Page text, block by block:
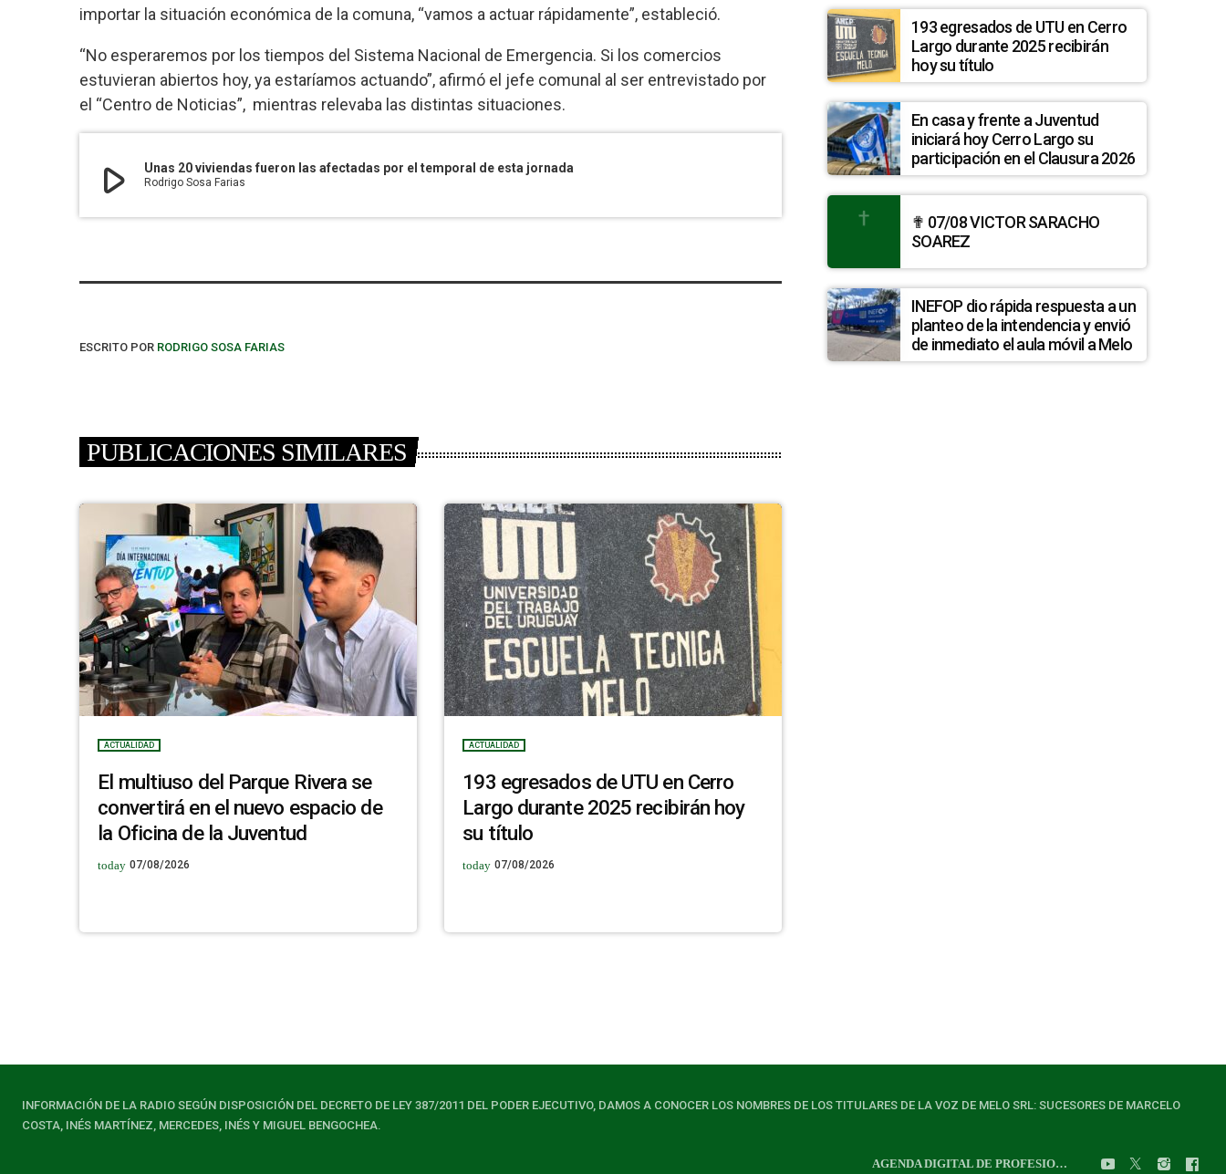
importar la situación económica de la comuna, “vamos a actuar rápidamente”, estableció.
“No esperaremos por los tiempos del Sistema Nacional de Emergencia. Si los comercios
estuvieran abiertos hoy, ya estaríamos actuando”, afirmó el jefe comunal al ser entrevistado por
el “Centro de Noticias”, mientras relevaba las distintas situaciones.
play_arrow Unas 20 viviendas fueron las afectadas por el temporal de esta jornada
Rodrigo Sosa Farias
ESCRITO POR RODRIGO SOSA FARIAS
PUBLICACIONES SIMILARES
ACTUALIDAD
El multiuso del Parque Rivera se
convertirá en el nuevo espacio de
la Oficina de la Juventud
today 07/08/2026
ACTUALIDAD
193 egresados de UTU en Cerro
Largo durante 2025 recibirán hoy
su título
today 07/08/2026
193 egresados de UTU en Cerro
Largo durante 2025 recibirán
hoy su título
En casa y frente a Juventud
iniciará hoy Cerro Largo su
participación en el Clausura 2026
✟ 07/08 VICTOR SARACHO
SOAREZ
INEFOP dio rápida respuesta a un
planteo de la intendencia y envió
de inmediato el aula móvil a Melo
INFORMACIÓN DE LA RADIO SEGÚN DISPOSICIÓN DEL DECRETO DE LEY 387/2011 DEL PODER EJECUTIVO, DAMOS A CONOCER LOS NOMBRES DE LOS TITULARES DE LA VOZ DE MELO SRL: SUCESORES DE MARCELO
COSTA, INÉS MARTÍNEZ, MERCEDES, INÉS Y MIGUEL BENGOCHEA.
AGENDA DIGITAL DE PROFESIONALES